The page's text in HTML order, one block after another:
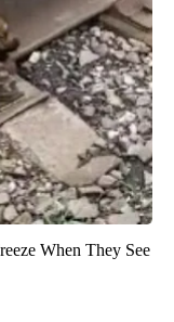
When They See